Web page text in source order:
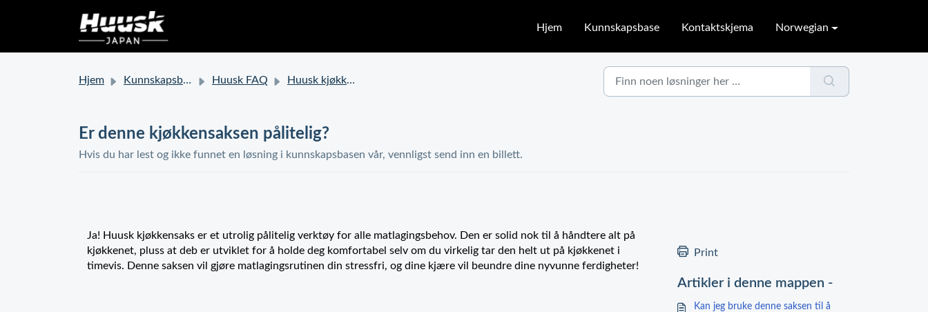
Hjem Kunnskapsbase Kontaktskjema Norwegian
Hjem Kunnskapsbase Huusk FAQ Huusk kjøkkensaks – spørsmål
Er denne kjøkkensaksen pålitelig?
Hvis du har lest og ikke funnet en løsning i kunnskapsbasen vår, vennligst send inn en billett.
Ja! Huusk kjøkkensaks er et utrolig pålitelig verktøy for alle matlagingsbehov. Den er solid nok til å håndtere alt på
kjøkkenet, pluss at deb er utviklet for å holde deg komfortabel selv om du virkelig tar den helt ut på kjøkkenet i
timevis. Denne saksen vil gjøre matlagingsrutinen din stressfri, og dine kjære vil beundre dine nyvunne ferdigheter!
Print
Artikler i denne mappen -
Kan jeg bruke denne saksen til å